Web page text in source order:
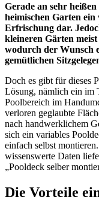
Gerade an sehr
heimischen Garten
Erfrischung dar.
kleineren Gärten
wodurch der Wunsch
gemütlichen
Doch es gibt für dieses
Lösung, nämlich ein im
Poolbereich im
verloren geglaubte
nach handwerklichem
sich ein variables
einfach selbst
wissenswerte Daten
„Pooldeck selber
Die Vorteile